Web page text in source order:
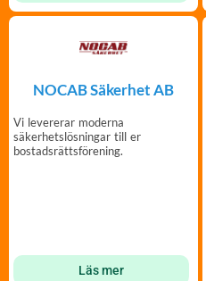
NOCAB Säkerhet AB
Vi levererar moderna
säkerhetslösningar till er
bostadsrättsförening.
Läs mer